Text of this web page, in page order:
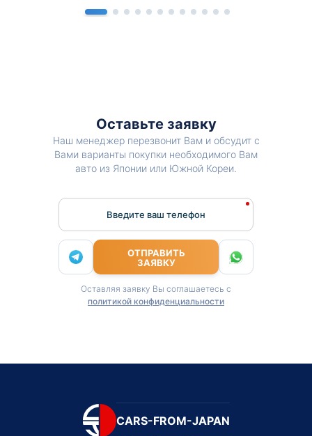
Оставьте заявку
Наш менеджер перезвонит Вам и обсудит с
Вами варианты покупки необходимого Вам
авто из Японии или Южной Кореи.
Введите ваш телефон
ОТПРАВИТЬ
ЗАЯВКУ
Оставляя заявку Вы соглашаетесь с
политикой конфиденциальности
CARS-FROM-JAPAN